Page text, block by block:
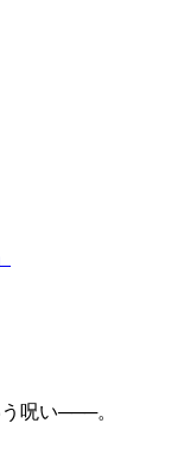
呪い───。